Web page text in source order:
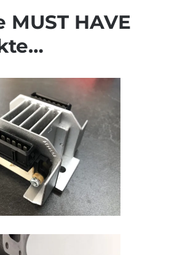
MUST HAVE